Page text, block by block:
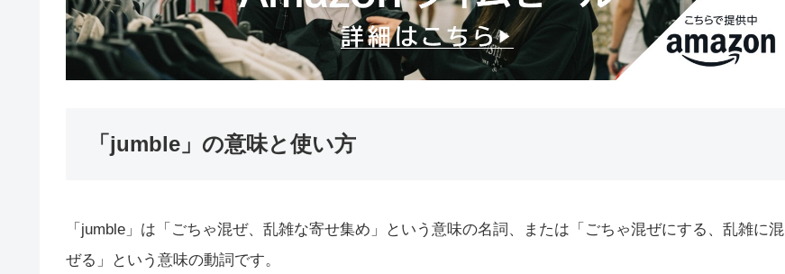
「jumble」の意味と使い方
「jumble」は「ごちゃ混ぜ、乱雑な寄せ集め」という意味の名詞、または「ごちゃ混ぜにする、乱雑に混
ぜる」という意味の動詞です。